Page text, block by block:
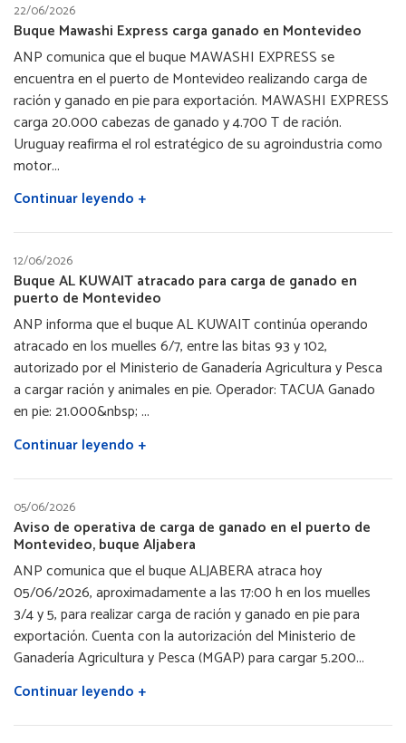
22/06/2026
Buque Mawashi Express carga ganado en Montevideo
ANP comunica que el buque MAWASHI EXPRESS se
encuentra en el puerto de Montevideo realizando carga de
ración y ganado en pie para exportación. MAWASHI EXPRESS
carga 20.000 cabezas de ganado y 4.700 T de ración.
Uruguay reafirma el rol estratégico de su agroindustria como
motor...
Continuar leyendo +
12/06/2026
Buque AL KUWAIT atracado para carga de ganado en
puerto de Montevideo
ANP informa que el buque AL KUWAIT continúa operando
atracado en los muelles 6/7, entre las bitas 93 y 102,
autorizado por el Ministerio de Ganadería Agricultura y Pesca
a cargar ración y animales en pie. Operador: TACUA Ganado
en pie: 21.000&nbsp; ...
Continuar leyendo +
05/06/2026
Aviso de operativa de carga de ganado en el puerto de
Montevideo, buque Aljabera
ANP comunica que el buque ALJABERA atraca hoy
05/06/2026, aproximadamente a las 17:00 h en los muelles
3/4 y 5, para realizar carga de ración y ganado en pie para
exportación. Cuenta con la autorización del Ministerio de
Ganadería Agricultura y Pesca (MGAP) para cargar 5.200...
Continuar leyendo +